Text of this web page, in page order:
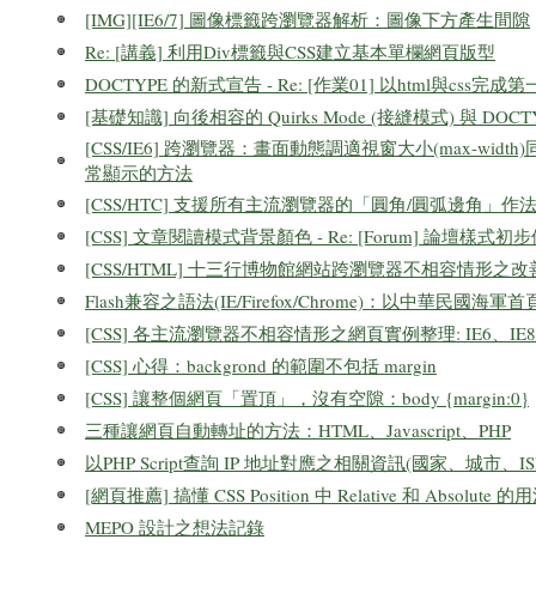
[IMG][IE6/7] 圖像標籤跨瀏覽器解析：圖像下方產生間隙
Re: [講義] 利用Div標籤與CSS建立基本單欄網頁版型
DOCTYPE 的新式宣告 - Re: [作業01] 以html與css完成第
[基礎知識] 向後相容的 Quirks Mode (接縫模式) 與
[CSS/IE6] 跨瀏覽器：畫面動態調適視窗大小(max-width)
常顯示的方法
[CSS/HTC] 支援所有主流瀏覽器的「圓角/圓弧邊角」作法
[CSS] 文章閱讀模式背景顏色 - Re: [Forum] 論壇樣式初
[CSS/HTML] 十三行博物館網站跨瀏覽器不相容情形之改
Flash兼容之語法(IE/Firefox/Chrome)：以中華民國海軍首
[CSS] 各主流瀏覽器不相容情形之網頁實例整理: IE6、
[CSS] 心得：backgrond 的範圍不包括 margin
[CSS] 讓整個網頁「置頂」，沒有空隙：body {margin:0}
三種讓網頁自動轉址的方法：HTML、Javascript、PHP
以PHP Script查詢 IP 地址對應之相關資訊(國家、城市、
[網頁推薦] 搞懂 CSS Position 中 Relative 和 Absolute 的
MEPO 設計之想法記錄